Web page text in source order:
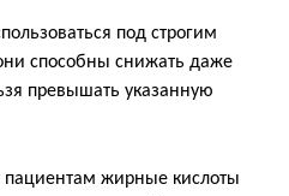
под строгим
способны снижать даже
превышать указанную
жирные кислоты